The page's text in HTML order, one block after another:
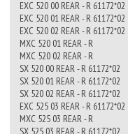
EXC 520 00 REAR - R 61172*02
EXC 520 01 REAR - R 61172*02
EXC 520 02 REAR - R 61172*02
MXC 520 01 REAR - R
MXC 520 02 REAR - R
SX 520 00 REAR - R 61172*02
SX 520 01 REAR - R 61172*02
SX 520 02 REAR - R 61172*02
EXC 525 03 REAR - R 61172*02
MXC 525 03 REAR - R
SX 525 03 REAR - R 61172*02